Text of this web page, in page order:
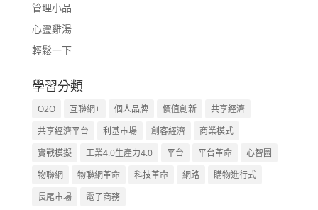
管理小品
心靈雞湯
輕鬆一下
學習分類
O2O 互聯網+ 個人品牌 價值創新
共享經濟
共享經濟平台
利基市場 創客經濟
商業模式
實戰模擬
工業4.0生產力4.0 平台 平台革命
心智圖
物聯網
物聯網革命 科技革命 網路
購物進行式
長尾市場
電子商務